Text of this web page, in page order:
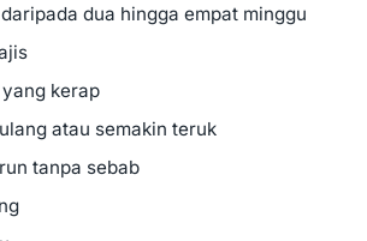
dua hingga empat minggu
kerap
atau semakin teruk
tanpa sebab